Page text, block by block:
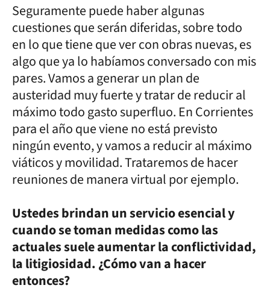
Seguramente puede haber algunas
cuestiones que serán diferidas, sobre todo
en lo que tiene que ver con obras nuevas, es
algo que ya lo habíamos conversado con mis
pares. Vamos a generar un plan de
austeridad muy fuerte y tratar de reducir al
máximo todo gasto superfluo. En Corrientes
para el año que viene no está previsto
ningún evento, y vamos a reducir al máximo
viáticos y movilidad. Trataremos de hacer
reuniones de manera virtual por ejemplo.
Ustedes brindan un servicio esencial y
cuando se toman medidas como las
actuales suele aumentar la conflictividad,
la litigiosidad. ¿Cómo van a hacer
entonces?